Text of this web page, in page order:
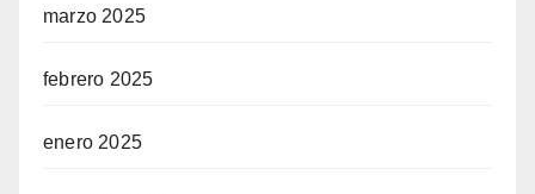
marzo 2025
febrero 2025
enero 2025